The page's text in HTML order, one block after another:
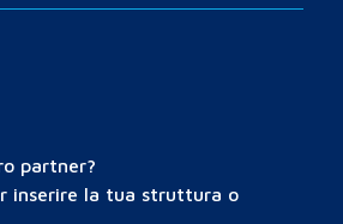
partner?
inserire la tua struttura o